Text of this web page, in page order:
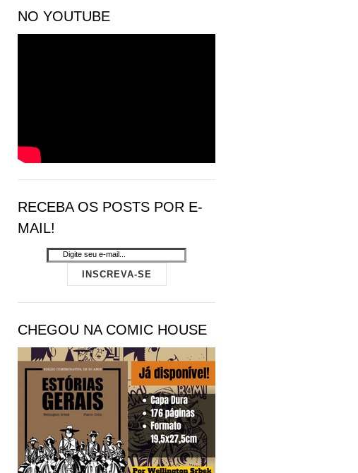
NO YOUTUBE
RECEBA OS POSTS POR E-
MAIL!
CHEGOU NA COMIC HOUSE